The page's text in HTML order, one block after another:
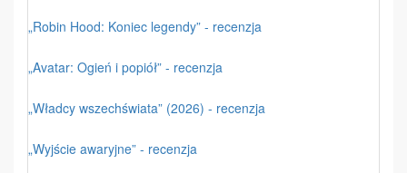
„Robin Hood: Koniec legendy” - recenzja
„Avatar: Ogień i popiół” - recenzja
„Władcy wszechświata” (2026) - recenzja
„Wyjście awaryjne” - recenzja